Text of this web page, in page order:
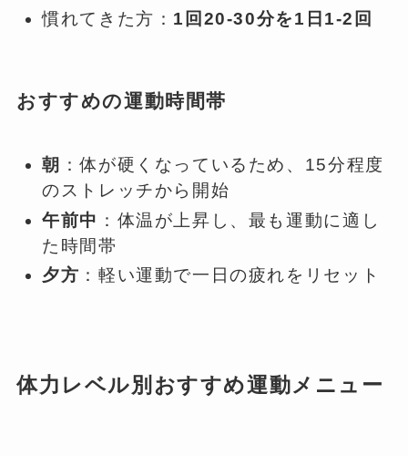
慣れてきた方： 1回20-30分を1日1-2回
おすすめの運動時間帯
朝 ：体が硬くなっているため、15分程度
のストレッチから開始
午前中 ：体温が上昇し、最も運動に適し
た時間帯
夕方 ：軽い運動で一日の疲れをリセット
体力レベル別おすすめ運動メニュー